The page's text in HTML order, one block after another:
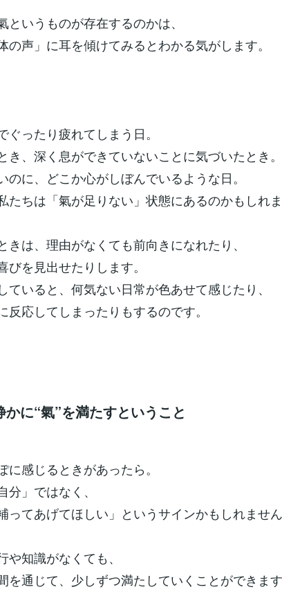
というものが存在するのかは、
の声」に耳を傾けてみるとわかる気がします。
ぐったり疲れてしまう日。
き、深く息ができていないことに気づいたとき。
のに、どこか心がしぼんでいるような日。
たちは「氣が足りない」状態にあるのかもしれ
きは、理由がなくても前向きになれたり、
びを見出せたりします。
ていると、何気ない日常が色あせて感じたり、
反応してしまったりもするのです。
に“氣”を満たすということ
に感じるときがあったら。
」ではなく、
ってあげてほしい」というサインかもしれませ
知識がなくても、
を通じて、少しずつ満たしていくことができま